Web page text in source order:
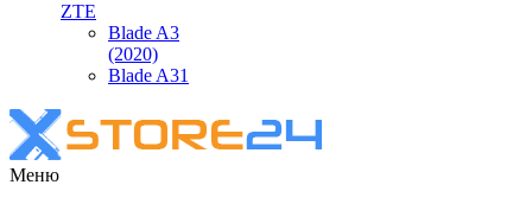
ZTE
Blade A3
(2020)
Blade A31
Меню